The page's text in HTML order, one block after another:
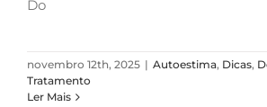
Do
novembro 12th, 2025 | Autoestima, Dicas,
Tratamento
Ler Mais